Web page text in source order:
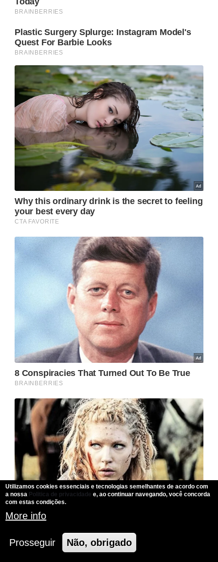
Utilizamos cookies essenciais e tecnologias semelhantes de acordo com
a nossa Politica de privacidade e, ao continuar navegando, você concorda
com estas condições.
More info
Prosseguir Não, obrigado